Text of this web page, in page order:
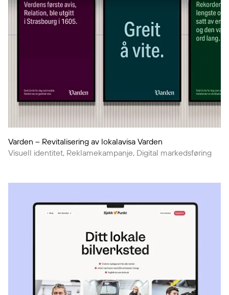
Varden – Revitalisering av lokalavisa Varden
Visuell identitet, Reklamekampanje, Digital markedsføring